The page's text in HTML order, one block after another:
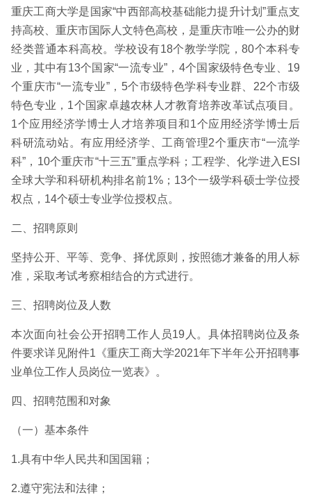
重庆工商大学是国家“中西部高校基础能力提升计划”重点支
持高校、重庆市国际人文特色高校，是重庆市唯一公办的财
经类普通本科高校。学校设有18个教学学院，80个本科专
业，其中有13个国家“一流专业”，4个国家级特色专业、19
个重庆市“一流专业”，5个市级特色学科专业群、22个市级
特色专业，1个国家卓越农林人才教育培养改革试点项目。
1个应用经济学博士人才培养项目和1个应用经济学博士后
科研流动站。有应用经济学、工商管理2个重庆市“一流学
科”，10个重庆市“十三五”重点学科；工程学、化学进入ESI
全球大学和科研机构排名前1%；13个一级学科硕士学位授
权点，14个硕士专业学位授权点。
二、招聘原则
坚持公开、平等、竞争、择优原则，按照德才兼备的用人标
准，采取考试考察相结合的方式进行。
三、招聘岗位及人数
本次面向社会公开招聘工作人员19人。具体招聘岗位及条
件要求详见附件1《重庆工商大学2021年下半年公开招聘事
业单位工作人员岗位一览表》。
四、招聘范围和对象
（一）基本条件
1.具有中华人民共和国国籍；
2.遵守宪法和法律；